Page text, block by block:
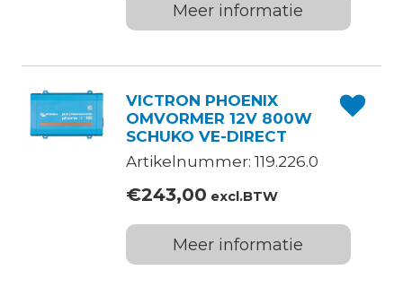
Meer informatie
VICTRON PHOENIX
OMVORMER 12V 800W
SCHUKO VE-DIRECT
Artikelnummer: 119.226.0
€243,00 excl.BTW
Meer informatie